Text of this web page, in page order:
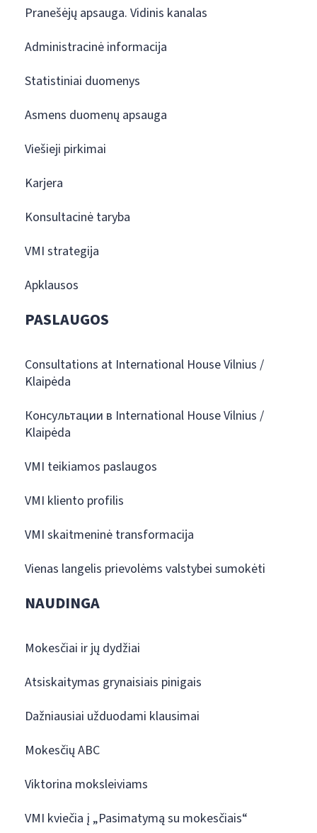
Pranešėjų apsauga. Vidinis kanalas
Administracinė informacija
Statistiniai duomenys
Asmens duomenų apsauga
Viešieji pirkimai
Karjera
Konsultacinė taryba
VMI strategija
Apklausos
PASLAUGOS
Consultations at International House Vilnius /
Klaipėda
Консультации в International House Vilnius /
Klaipėda
VMI teikiamos paslaugos
VMI kliento profilis
VMI skaitmeninė transformacija
Vienas langelis prievolėms valstybei sumokėti
NAUDINGA
Mokesčiai ir jų dydžiai
Atsiskaitymas grynaisiais pinigais
Dažniausiai užduodami klausimai
Mokesčių ABC
Viktorina moksleiviams
VMI kviečia į „Pasimatymą su mokesčiais“